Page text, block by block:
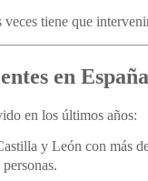
veces tiene que
en España
en los últimos años:
y León con más